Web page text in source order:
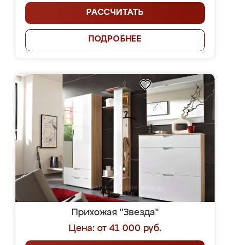
РАССЧИТАТЬ
ПОДРОБНЕЕ
Прихожая "Звезда"
Цена: от 41 000 руб.